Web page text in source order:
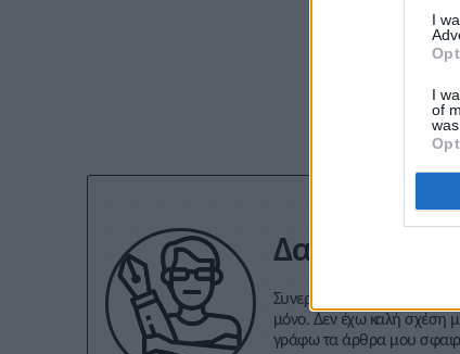
I
I
of
Δανάη
Συνεργάζομαι με το
μόνο. Δεν έχω καλή σχέση
γράφω τα άρθρα μου